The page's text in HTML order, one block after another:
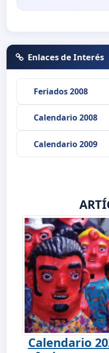
Enlaces de Interés
Feriados 2008
Calendario 2008
Calendario 2009
Calendario